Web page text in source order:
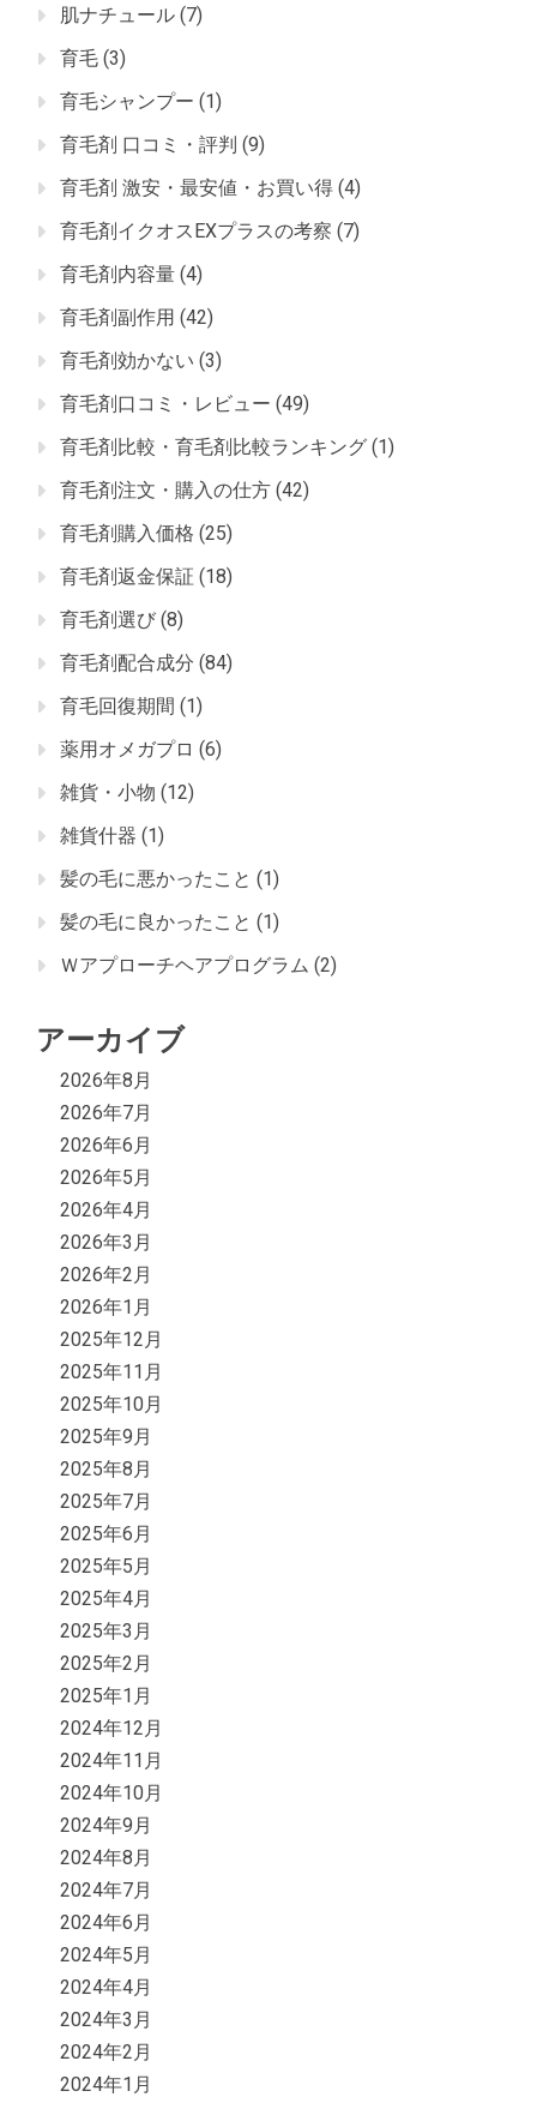
肌ナチュール (7)
育毛 (3)
育毛シャンプー (1)
育毛剤 口コミ・評判 (9)
育毛剤 激安・最安値・お買い得 (4)
育毛剤イクオスEXプラスの考察 (7)
育毛剤内容量 (4)
育毛剤副作用 (42)
育毛剤効かない (3)
育毛剤口コミ・レビュー (49)
育毛剤比較・育毛剤比較ランキング (1)
育毛剤注文・購入の仕方 (42)
育毛剤購入価格 (25)
育毛剤返金保証 (18)
育毛剤選び (8)
育毛剤配合成分 (84)
育毛回復期間 (1)
薬用オメガプロ (6)
雑貨・小物 (12)
雑貨什器 (1)
髪の毛に悪かったこと (1)
髪の毛に良かったこと (1)
Ｗアプローチヘアプログラム (2)
アーカイブ
2026年8月
2026年7月
2026年6月
2026年5月
2026年4月
2026年3月
2026年2月
2026年1月
2025年12月
2025年11月
2025年10月
2025年9月
2025年8月
2025年7月
2025年6月
2025年5月
2025年4月
2025年3月
2025年2月
2025年1月
2024年12月
2024年11月
2024年10月
2024年9月
2024年8月
2024年7月
2024年6月
2024年5月
2024年4月
2024年3月
2024年2月
2024年1月